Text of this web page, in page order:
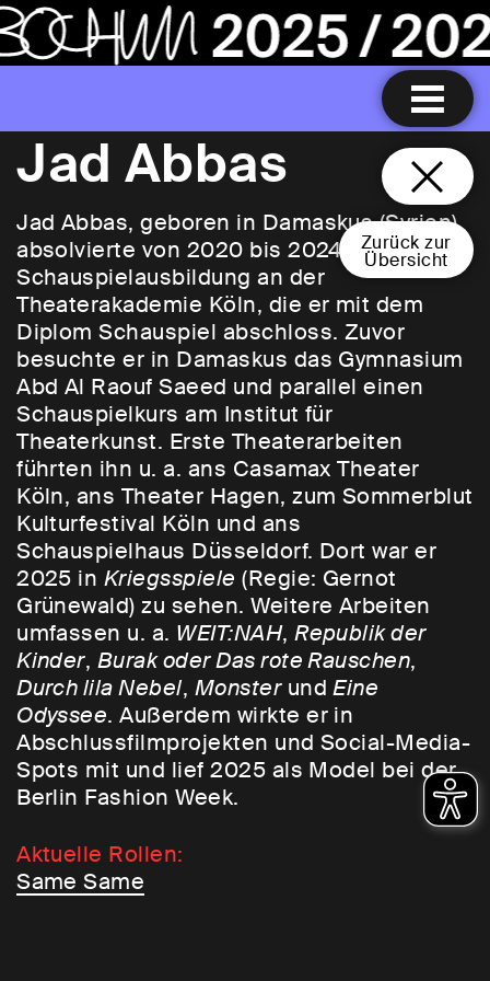
Zurück zur
Übersicht
Jad Abbas
Jad Abbas, geboren in Damaskus (Syrien),
absolvierte von 2020 bis 2024 seine
Schauspielausbildung an der
Theaterakademie Köln, die er mit dem
Diplom Schauspiel abschloss. Zuvor
besuchte er in Damaskus das Gymnasium
Abd Al Raouf Saeed und parallel einen
Schauspielkurs am Institut für
Theaterkunst. Erste Theaterarbeiten
führten ihn u. a. ans Casamax Theater
Köln, ans Theater Hagen, zum Sommerblut
Kulturfestival Köln und ans
Schauspielhaus Düsseldorf. Dort war er
2025 in Kriegsspiele (Regie: Gernot
Grünewald) zu sehen. Weitere Arbeiten
umfassen u. a. WEIT:NAH,Republik der
Kinder, Burak oder Das rote Rauschen,
Durch lila Nebel, MonsterundEine
Odyssee. Außerdem wirkte er in
Abschlussfilmprojekten und Social-Media-
Spots mit und lief 2025 als Model bei der
Berlin Fashion Week.
Aktuelle Rollen:
Same Same